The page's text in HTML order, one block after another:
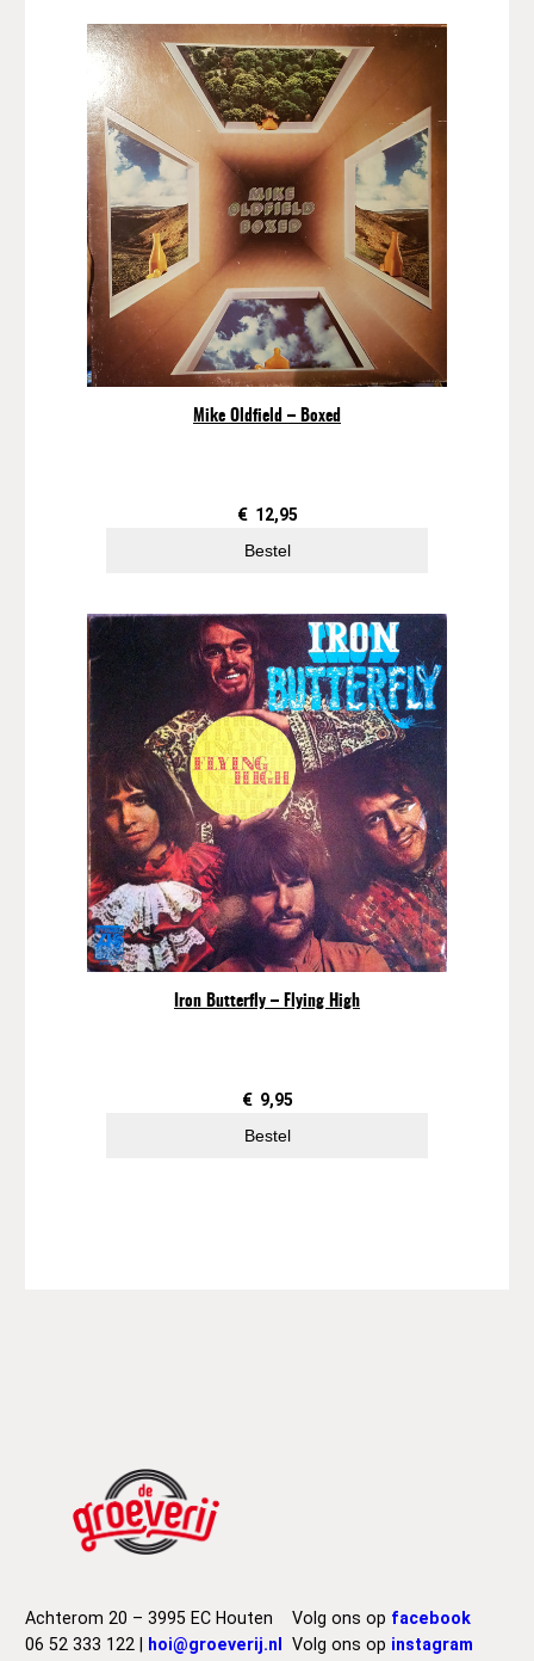
Mike Oldfield – Boxed
€ 12,95
Bestel
Iron Butterfly – Flying High
€ 9,95
Bestel
Achterom 20 – 3995 EC Houten
06 52 333 122 |
hoi@groeverij.nl
Volg ons op facebook
Volg ons op instagram